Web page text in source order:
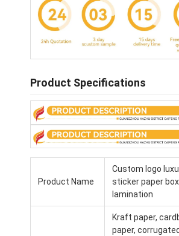
홈
제품
우리 에 관한 것
Product Specifications
Product Name
Custom logo
sticker paper
lamination
Kraft paper,
paper,